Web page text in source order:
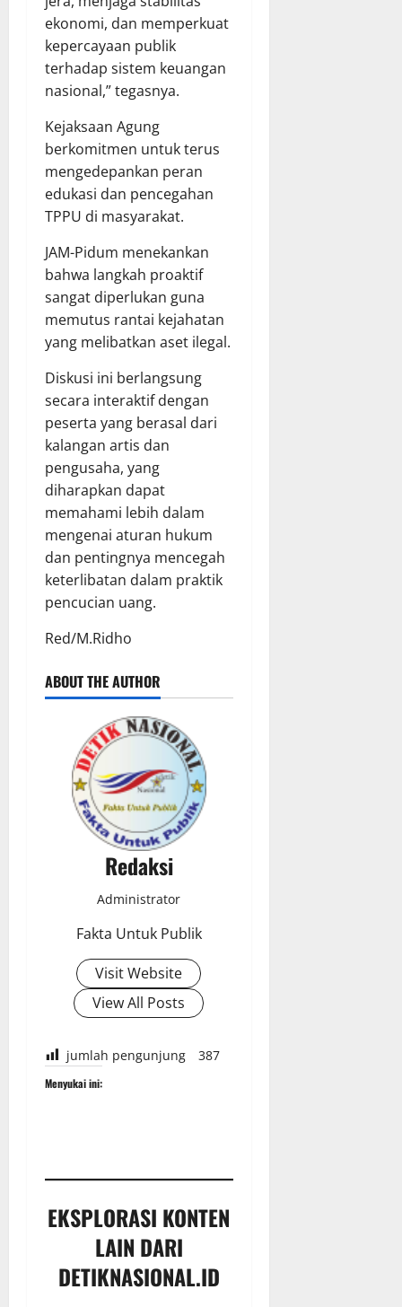
ekonomi, dan memperkuat
kepercayaan publik
terhadap sistem keuangan
nasional,” tegasnya.
Kejaksaan Agung
berkomitmen untuk terus
mengedepankan peran
edukasi dan pencegahan
TPPU di masyarakat.
JAM-Pidum menekankan
bahwa langkah proaktif
sangat diperlukan guna
memutus rantai kejahatan
yang melibatkan aset ilegal.
Diskusi ini berlangsung
secara interaktif dengan
peserta yang berasal dari
kalangan artis dan
pengusaha, yang
diharapkan dapat
memahami lebih dalam
mengenai aturan hukum
dan pentingnya mencegah
keterlibatan dalam praktik
pencucian uang.
Red/M.Ridho
ABOUT THE AUTHOR
Redaksi
Administrator
Fakta Untuk Publik
Visit Website
View All Posts
jumlah pengunjung 387
Menyukai ini:
EKSPLORASI KONTEN
LAIN DARI
DETIKNASIONAL.ID